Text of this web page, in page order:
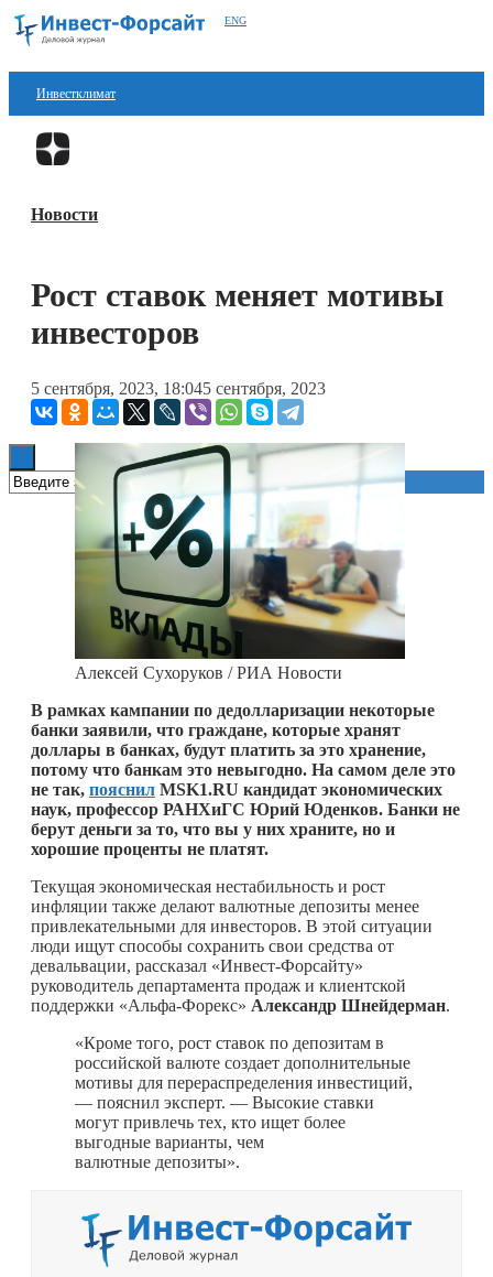
ENG
Инвестклимат
Финансы
Блокчейн
Книги
Новости
Рост ставок меняет мотивы
инвесторов
5 сентября, 2023, 18:045 сентября, 2023
Алексей Сухоруков / РИА Новости
В рамках кампании по дедолларизации некоторые
банки заявили, что граждане, которые хранят
доллары в банках, будут платить за это хранение,
потому что банкам это невыгодно. На самом деле это
не так, пояснил MSK1.RU кандидат экономических
наук, профессор РАНХиГС Юрий Юденков. Банки не
берут деньги за то, что вы у них храните, но и
хорошие проценты не платят.
Текущая экономическая нестабильность и рост
инфляции также делают валютные депозиты менее
привлекательными для инвесторов. В этой ситуации
люди ищут способы сохранить свои средства от
девальвации, рассказал «Инвест-Форсайту»
руководитель департамента продаж и клиентской
поддержки «Альфа-Форекс» Александр Шнейдерман.
«Кроме того, рост ставок по депозитам в
российской валюте создает дополнительные
мотивы для перераспределения инвестиций,
— пояснил эксперт. — Высокие ставки
могут привлечь тех, кто ищет более
выгодные варианты, чем
валютные депозиты».